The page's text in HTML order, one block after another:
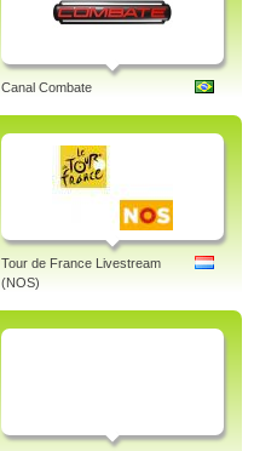
Canal Combate
Tour de France Livestream
(NOS)